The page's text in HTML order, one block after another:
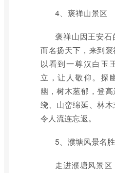
4、褒禅山景区
褒禅山因王安
而名扬天下，来到
以看到一尊汉白玉
立，让人敬仰。探
幽，树木葱郁，登
绕、山峦绵延、林木
令人流连忘返。
5、濮塘风景名
走进濮塘风景